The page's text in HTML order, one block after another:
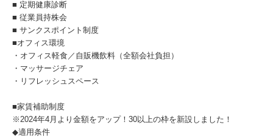
■ 定期健康診断
■ 従業員持株会
■ サンクスポイント制度
■オフィス環境
・オフィス軽食／自販機飲料（全額会社負担）
・マッサージチェア
・リフレッシュスペース
■家賃補助制度
※2024年4月より金額をアップ！30以上の枠を新設しました！
◆適用条件